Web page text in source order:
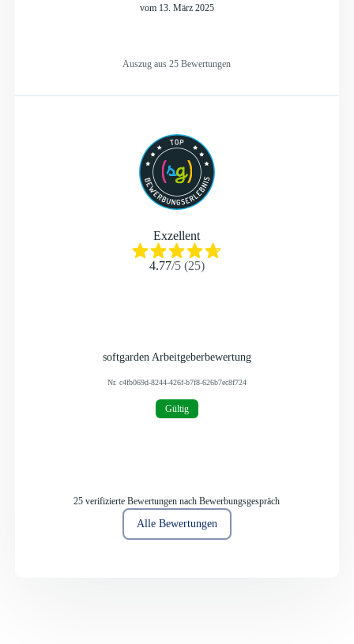
vom 13. März 2025
Auszug aus 25 Bewertungen
Exzellent
4.77/5(25)
softgarden Arbeitgeberbewertung
Nr. c4fb069d-8244-426f-b7f8-626b7ec8f724
Gültig
25 verifizierte Bewertungen nach Bewerbungsgespräch
Alle Bewertungen